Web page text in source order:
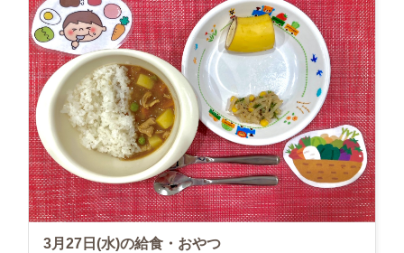
3月27日(水)の給食・おやつ